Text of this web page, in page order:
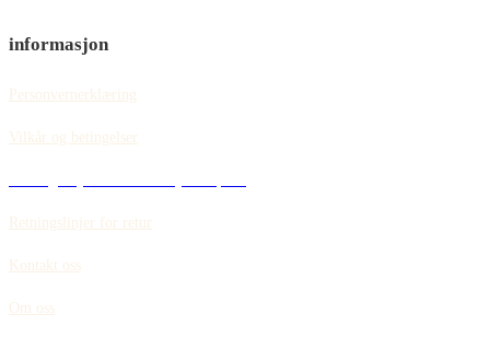
informasjon
Personvernerklæring
Vilkår og betingelser
Retningslinjer for retur
Kontakt oss
Om oss